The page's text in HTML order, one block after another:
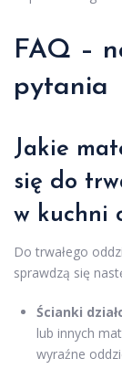
FAQ –
pytania
Jakie
się do
w kuchni
Do trwałego
sprawdzą się
Ścianki
lub innych
wyraźne